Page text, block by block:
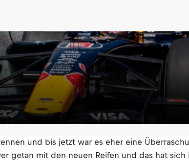
und bis jetzt war es eher eine
getan mit den neuen Reifen und das hat